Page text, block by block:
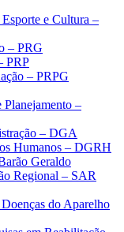
e Cultura –
– PRG
PRP
– PRPG
Planejamento –
– DGA
Humanos – DGRH
Geraldo
Regional – SAR
do Aparelho